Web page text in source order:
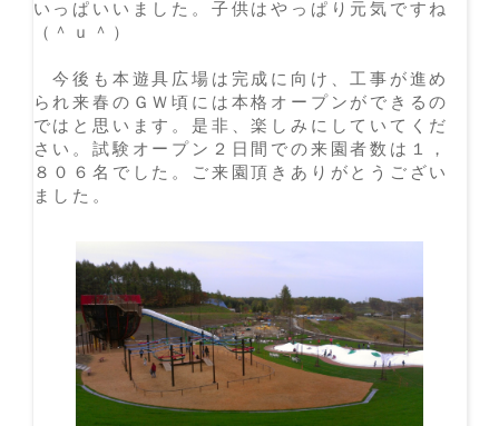
いっぱいいました。子供はやっぱり元気ですね
（＾ｕ＾）
今後も本遊具広場は完成に向け、工事が進め
られ来春のＧＷ頃には本格オープンができるの
ではと思います。是非、楽しみにしていてくだ
さい。試験オープン２日間での来園者数は１，
８０６名でした。ご来園頂きありがとうござい
ました。